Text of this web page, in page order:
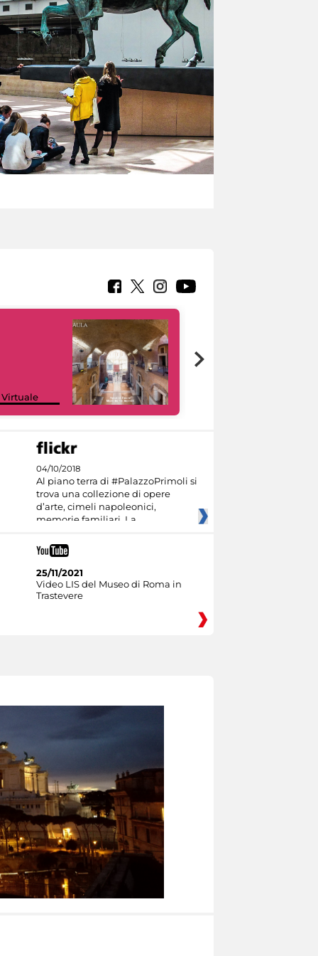
Virtuale
04/10/2018
Al piano terra di #PalazzoPrimoli si
trova una collezione di opere
d’arte, cimeli napoleonici,
memorie familiari. La
25/11/2021
Video LIS del Museo di Roma in
Trastevere